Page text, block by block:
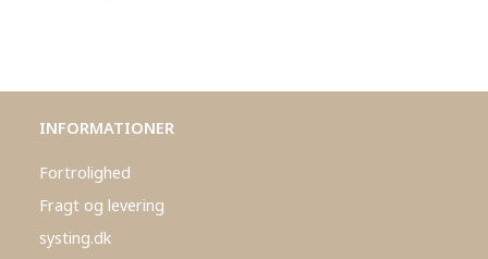
INFORMATIONER
Fortrolighed
Fragt og levering
systing.dk